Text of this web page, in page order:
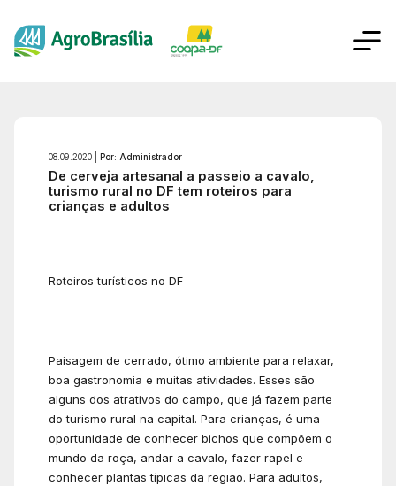
08.09.2020 | Por: Administrador
De cerveja artesanal a passeio a cavalo,
turismo rural no DF tem roteiros para
crianças e adultos
Roteiros turísticos no DF
Paisagem de cerrado, ótimo ambiente para relaxar,
boa gastronomia e muitas atividades. Esses são
alguns dos atrativos do campo, que já fazem parte
do turismo rural na capital. Para crianças, é uma
oportunidade de conhecer bichos que compõem o
mundo da roça, andar a cavalo, fazer rapel e
conhecer plantas típicas da região. Para adultos,